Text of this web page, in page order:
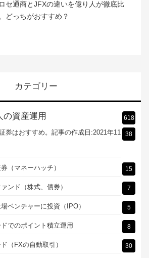
セ通商とJFXの違いを億り人が徹底比
どっちがおすすめ？
カテゴリー
の資産運用 618
券はおすすめ。記事の作成日:2021年11 38
（マネーハッチ） 15
ンド（株式、債券） 7
ベンチャーに投資（IPO） 5
でのポイント積立運用 8
（FXの自動取引） 30